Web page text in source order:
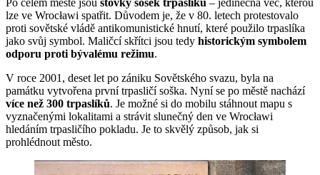
lze ve Wrocławi spatřit. Důvodem je, že v 80. letech protestovalo
proti sovětské vládě antikomunistické hnutí, které použilo trpaslíka
jako svůj symbol. Maličcí skřítci jsou tedy historickým symbolem
odporu proti bývalému režimu.
V roce 2001, deset let po zániku Sovětského svazu, byla na
památku vytvořena první trpasličí soška. Nyní se po městě nachází
více než 300 trpaslíků. Je možné si do mobilu stáhnout mapu s
vyznačenými lokalitami a strávit slunečný den ve Wrocławi
hledáním trpasličího pokladu. Je to skvělý způsob, jak si
prohlédnout město.